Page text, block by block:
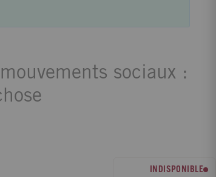
sociaux :
INDISPONIBLE